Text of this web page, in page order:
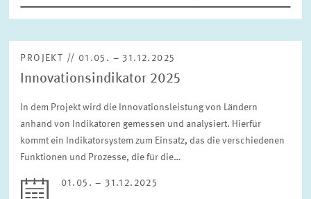
PROJEKT // 01.05. – 31.12.2025
Innovationsindikator 2025
In dem Projekt wird die Innovationsleistung von Ländern
anhand von Indikatoren gemessen und analysiert. Hierfür
kommt ein Indikatorsystem zum Einsatz, das die verschiedenen
Funktionen und Prozesse, die für die…
01.05. – 31.12.2025